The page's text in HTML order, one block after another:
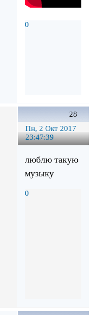
0
28
Пн, 2 Окт 2017
23:47:39
люблю такую
музыку
0